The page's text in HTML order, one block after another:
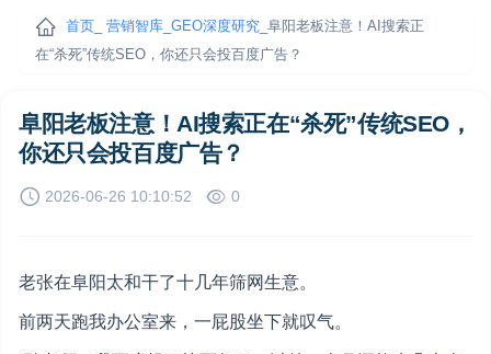
首页 营销智库 GEO深度研究 _阜阳老板注意！AI搜索正
在“杀死”传统SEO，你还只会投百度广告？
阜阳老板注意！AI搜索正在“杀死”传统SEO，
你还只会投百度广告？
2026-06-26 10:10:52 0
老张在阜阳太和干了十几年筛网生意。
前两天跑我办公室来，一屁股坐下就叹气。